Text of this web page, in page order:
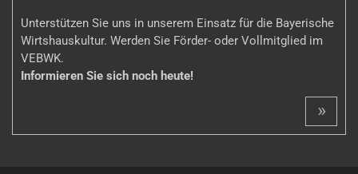
Unterstützen Sie uns in unserem Einsatz für die Bayerische
Wirtshauskultur. Werden Sie Förder- oder Vollmitglied im
VEBWK.
Informieren Sie sich noch heute!
»